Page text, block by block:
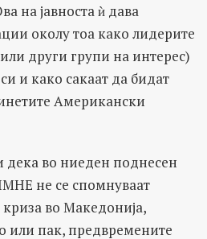
на јавноста ѝ дава
околу тоа како лидерите
други групи на интерес)
и како сакаат да бидат
Американски
дека во ниеден поднесен
не се спомнуваат
во Македонија,
или пак, предвремените